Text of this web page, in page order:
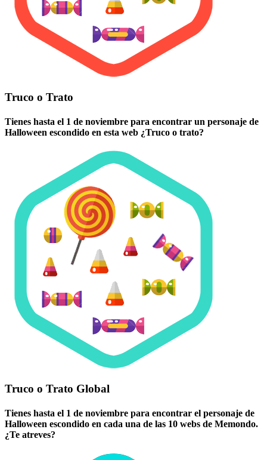
Truco o Trato
Tienes hasta el 1 de noviembre para encontrar un personaje de
Halloween escondido en esta web ¿Truco o trato?
Truco o Trato Global
Tienes hasta el 1 de noviembre para encontrar el personaje de
Halloween escondido en cada una de las 10 webs de Memondo.
¿Te atreves?